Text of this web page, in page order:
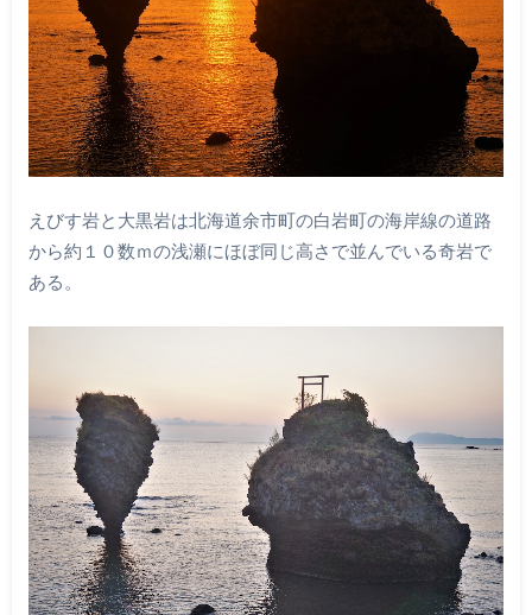
えびす岩と大黒岩は北海道余市町の白岩町の海岸線の道路
から約１０数ｍの浅瀬にほぼ同じ高さで並んでいる奇岩で
ある。